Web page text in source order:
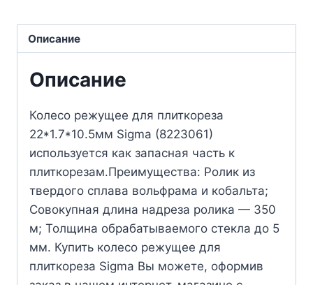
Описание
Описание
Колесо режущее для плиткореза
22*1.7*10.5мм Sigma (8223061)
используется как запасная часть к
плиткорезам.Преимущества: Ролик из
твердого сплава вольфрама и кобальта;
Совокупная длина надреза ролика — 350
м; Толщина обрабатываемого стекла до 5
мм. Купить колесо режущее для
плиткореза Sigma Вы можете, оформив